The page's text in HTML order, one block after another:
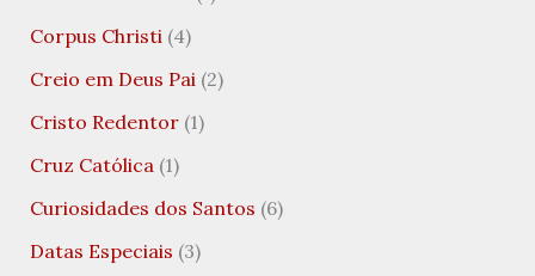
Corpus Christi(4)
Creio em Deus Pai(2)
Cristo Redentor(1)
Cruz Católica(1)
Curiosidades dos Santos (6)
Datas Especiais (3)